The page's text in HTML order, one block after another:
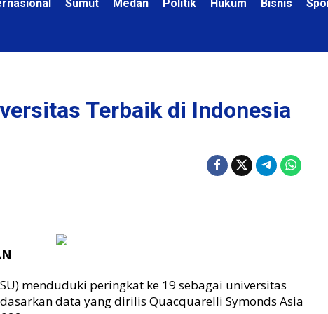
Sumut Medan Politik Hukum Bisnis
Terbaik di Indonesia
menduduki peringkat ke 19 sebagai universitas
data yang dirilis Quacquarelli Symonds Asia